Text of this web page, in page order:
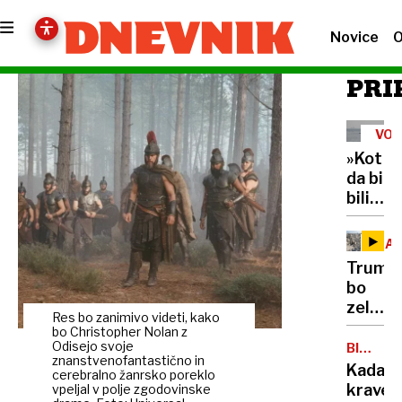
Novice
Res bo zanimivo videti, kako
bo Christopher Nolan z
Odisejo svoje
znanstvenofantastično in
cerebralno žanrsko poreklo
vpeljal v polje zgodovinske
V
»Kot
da bi
bili v
ožina
je
past
za
17
jih je
Trump
bo
zelo
Izrael
NA
MORU
krave